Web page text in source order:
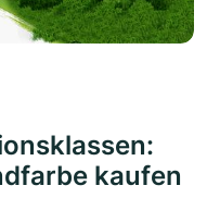
kaufen